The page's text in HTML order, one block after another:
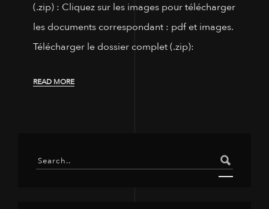
(.zip) : Cliquez sur les images pour télécharger
les documents correspondant : pdf et images.
Télécharger le dossier complet (.zip):
READ MORE